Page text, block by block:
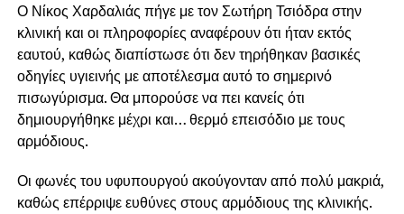
Ο Νίκος Χαρδαλιάς πήγε με τον Σωτήρη Τσιόδρα στην
κλινική και οι πληροφορίες αναφέρουν ότι ήταν εκτός
εαυτού, καθώς διαπίστωσε ότι δεν τηρήθηκαν βασικές
οδηγίες υγιεινής με αποτέλεσμα αυτό το σημερινό
πισωγύρισμα. Θα μπορούσε να πει κανείς ότι
δημιουργήθηκε μέχρι και… θερμό επεισόδιο με τους
αρμόδιους.
Οι φωνές του υφυπουργού ακούγονταν από πολύ μακριά,
καθώς επέρριψε ευθύνες στους αρμόδιους της κλινικής.